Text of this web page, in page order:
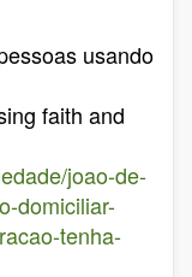
usando
faith and
joao-de-
domiciliar-
tenha-